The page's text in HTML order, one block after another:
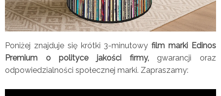
Poniżej znajduje się krótki 3-minutowyfilm marki Edinos
Premium o polityce jakości firmy, gwarancji oraz
odpowiedzialności społecznej marki. Zapraszamy: